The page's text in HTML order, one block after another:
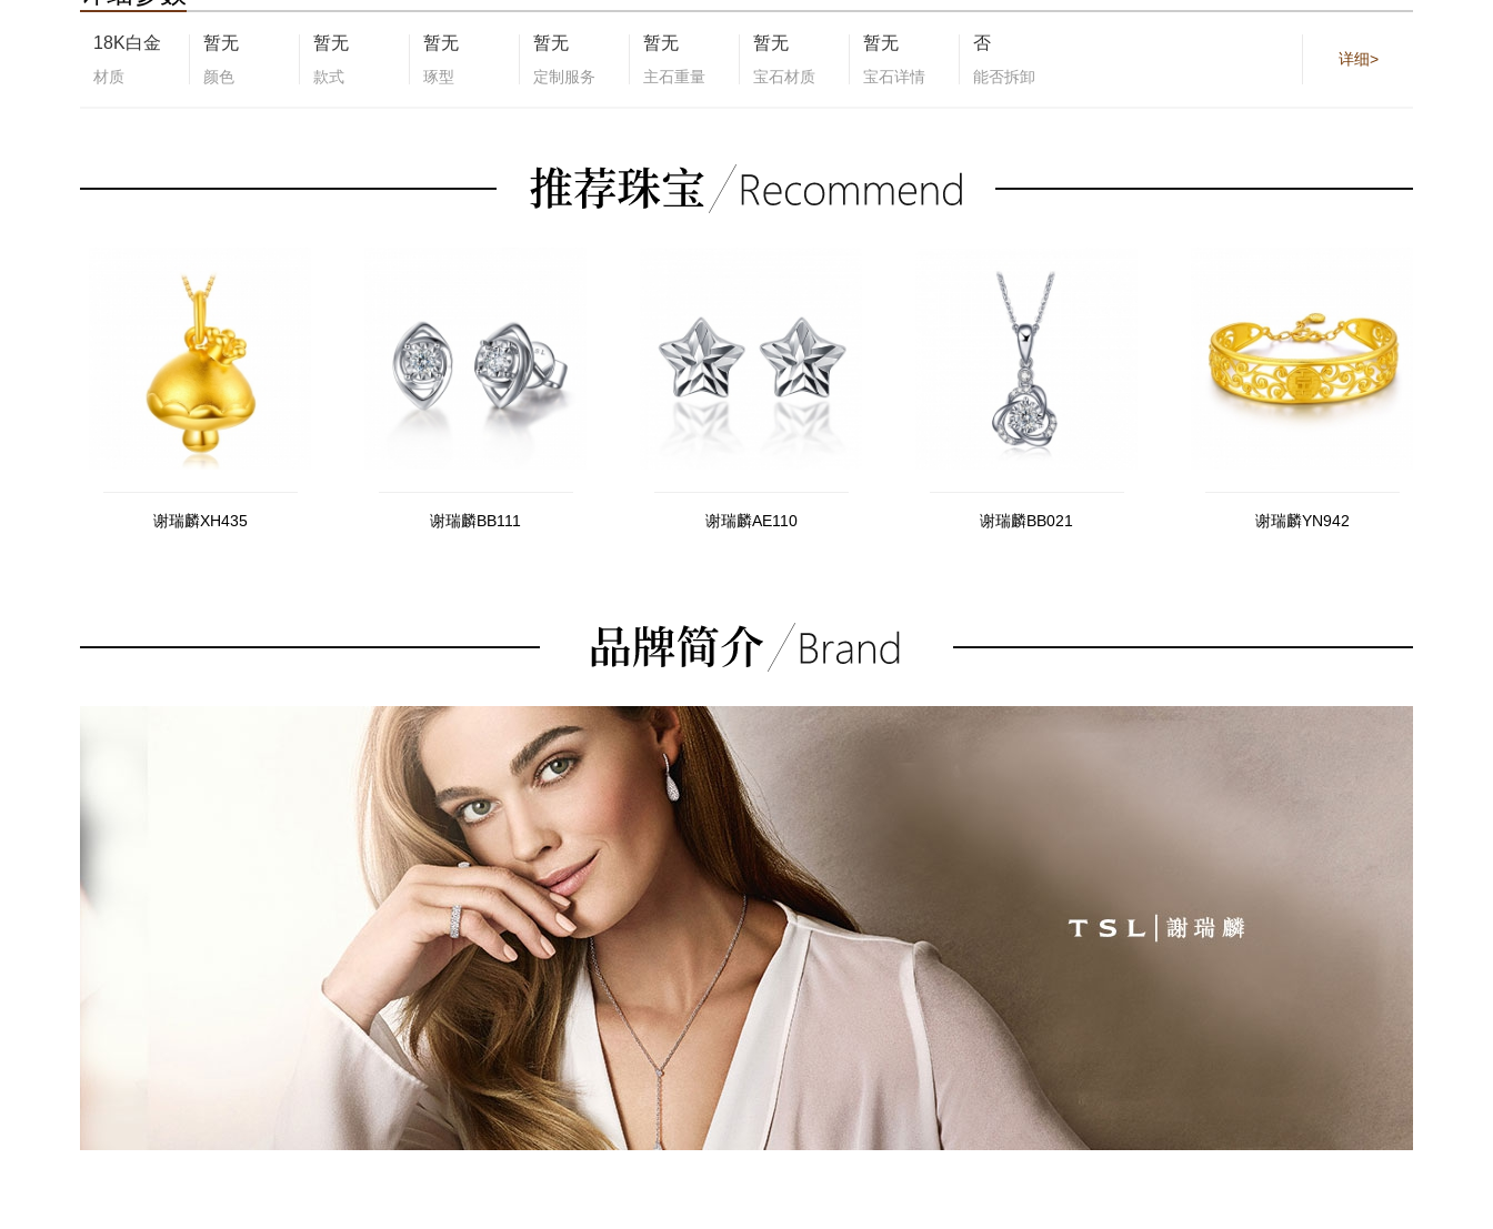
18K白金
材质
暂无
颜色
暂无
款式
暂无
琢型
暂无
定制服务
暂无
主石重量
暂无
宝石材质
暂无
宝石详情
否
能否拆卸
详细>
谢瑞麟XH435 谢瑞麟BB111 谢瑞麟AE110 谢瑞麟BB021 谢瑞麟YN942